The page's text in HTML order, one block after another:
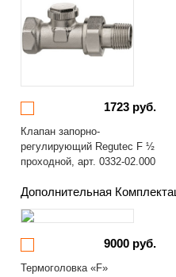
1723 руб.
Клапан запорно-
регулирующий Regutec F ½
проходной, арт. 0332-02.000
Дополнительная
9000 руб.
Термоголовка «F»